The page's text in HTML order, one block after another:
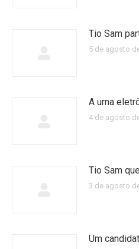
Tio Sam
5 de agosto
A urna
4 de agosto
Tio Sam
3 de agosto
Um